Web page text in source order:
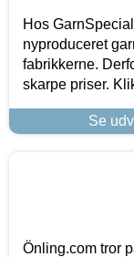
Hos
nyproduceret
fabrikkerne.
skarpe priser.
Se
Önling.com tror